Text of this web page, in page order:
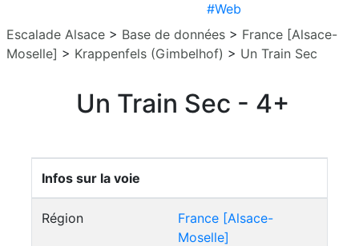
#Web
Escalade Alsace > Base de données > France [Alsace-
Moselle] > Krappenfels (Gimbelhof) > Un Train Sec
Un Train Sec - 4+
Infos sur la voie
Région
France [Alsace-
Moselle]